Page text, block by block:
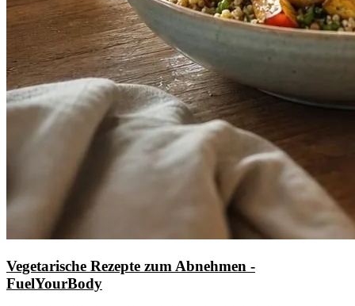
Vegetarische Rezepte zum Abnehmen -
FuelYourBody